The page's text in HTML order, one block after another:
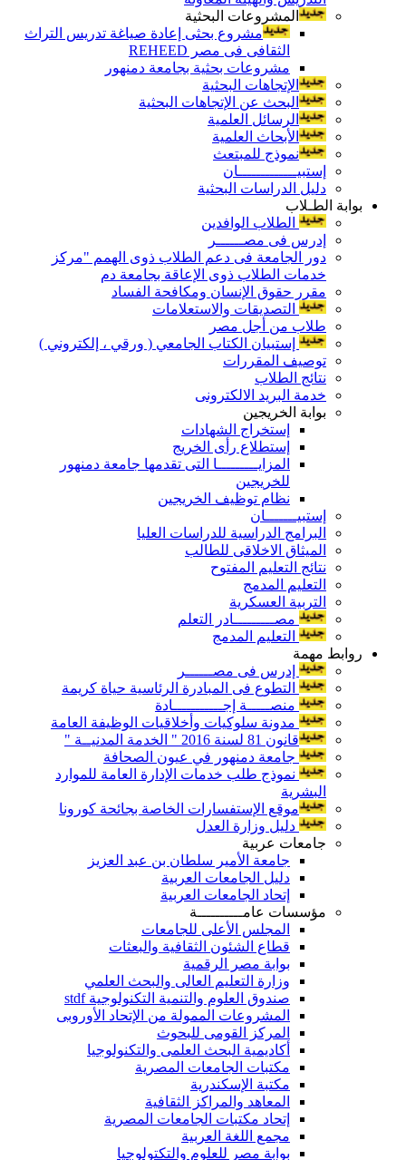
المشروعات البحثية
مشروع بحثى إعادة صياغة تدريس التراث
الثقافى فى مصر REHEED
مشروعات بحثية بجامعة دمنهور
الإتجاهات البحثية
البحث عن الإتجاهات البحثية
الرسائل العلمية
الأبحاث العلمية
نموذج للمبتعث
إستبيـــــــــــــان
دليل الدراسات البحثية
بوابة الطـلاب
الطلاب الوافدين
إدرس فى مصــــــر
دور الجامعة فى دعم الطلاب ذوى الهمم "مركز
خدمات الطلاب ذوى الإعاقة بجامعة دم
مقرر حقوق الإنسان ومكافحة الفساد
التصديقات والاستعلامات
طلاب من أجل مصر
إستبيان الكتاب الجامعي ( ورقي ، إلكتروني )
توصيف المقررات
نتائج الطلاب
خدمة البريد الالكترونى
بوابة الخريجين
إستخراج الشهادات
إستطلاع رأى الخريج
المزايـــــــــا التى تقدمها جامعة دمنهور
للخريجين
نظام توظيف الخريجين
إستبيـــــــان
البرامج الدراسية للدراسات العليا
الميثاق الاخلاقى للطالب
نتائج التعليم المفتوح
التعليم المدمج
التربية العسكرية
مصـــــــــادر التعلم
التعليم المدمج
روابط مهمة
إدرس فى مصــــــر
التطوع فى المبادرة الرئاسية حياة كريمة
منصـــــة إجـــــــــــادة
مدونة سلوكيات وأخلاقيات الوظيفة العامة
قانون 81 لسنة 2016 " الخدمة المدنيــة "
جامعة دمنهور في عيون الصحافة
نموذج طلب خدمات الإدارة العامة للموارد
البشرية
موقع الإستفسارات الخاصة بجائحة كورونا
دليل وزارة العدل
جامعات عربية
جامعة الأمير سلطان بن عبد العزيز
دليل الجامعات العربية
إتحاد الجامعات العربية
مؤسسات عامــــــــــة
المجلس الأعلى للجامعات
قطاع الشئون الثقافية والبعثات
بوابة مصر الرقمية
وزارة التعليم العالى والبحث العلمي
صندوق العلوم والتنمية التكنولوجية stdf
المشروعات الممولة من الإتحاد الأوروبى
المركز القومى للبحوث
أكاديمية البحث العلمى والتكنولوجيا
مكتبات الجامعات المصرية
مكتبة الإسكندرية
المعاهد والمراكز الثقافية
إتحاد مكتبات الجامعات المصرية
مجمع اللغة العربية
بوابة مصر للعلوم والتكتولوجيا